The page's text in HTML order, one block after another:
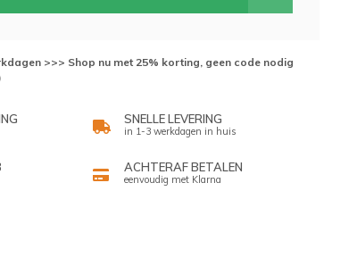
>>> Shop nu met 25% korting, geen code nodig
SNELLE LEVERING
in 1-3 werkdagen in huis
ACHTERAF BETALEN
eenvoudig met Klarna